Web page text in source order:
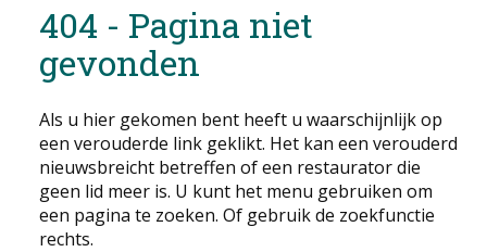
OVER A.R.A.
DE RESTAURATOREN
LID WORDEN
VIND EEN RESTAURATOR
EDUCATIE
404 - Pagina niet
gevonden
Als u hier gekomen bent heeft u waarschijnlijk op
een verouderde link geklikt. Het kan een verouderd
nieuwsbreicht betreffen of een restaurator die
geen lid meer is. U kunt het menu gebruiken om
een pagina te zoeken. Of gebruik de zoekfunctie
rechts.